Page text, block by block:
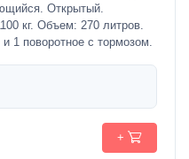
Открытый.
кг. Объем: 270 литров.
1 поворотное с тормозом.
+